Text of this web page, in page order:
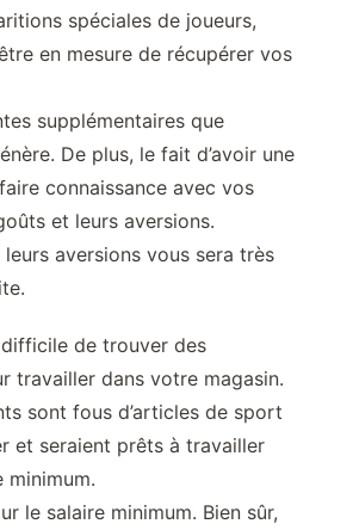
spéciales de joueurs,
en mesure de récupérer vos
supplémentaires que
De plus, le fait d’avoir une
connaissance avec vos
et leurs aversions.
aversions vous sera très
de trouver des
travailler dans votre magasin.
sont fous d’articles de sport
et seraient prêts à travailler
minimum.
le salaire minimum. Bien sûr,